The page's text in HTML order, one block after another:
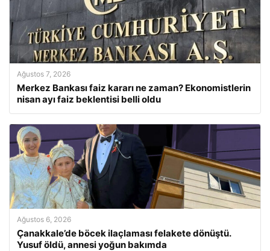
Ağustos 7, 2026
Merkez Bankası faiz kararı ne zaman? Ekonomistlerin
nisan ayı faiz beklentisi belli oldu
Ağustos 6, 2026
Çanakkale’de böcek ilaçlaması felakete dönüştü.
Yusuf öldü, annesi yoğun bakımda